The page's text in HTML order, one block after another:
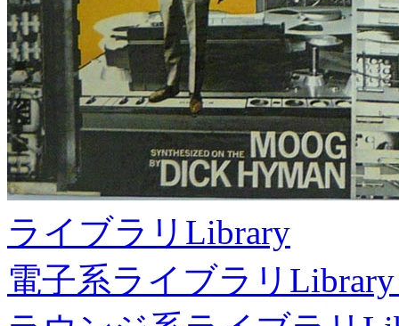
ライブラリ Library
電子系ライブラリ